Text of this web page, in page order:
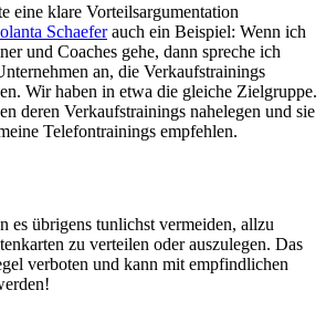
eine klare Vorteilsargumentation
Schaeferauch ein Beispiel: Wenn ich
und Coaches gehe, dann spreche ich
an, die Verkaufstrainings
Wir haben in etwa die gleiche Zielgruppe.
deren Verkaufstrainings nahelegen und sie
Telefontrainings empfehlen.
es übrigens tunlichst vermeiden, allzu
zu verteilen oder auszulegen. Das
verboten und kann mit empfindlichen